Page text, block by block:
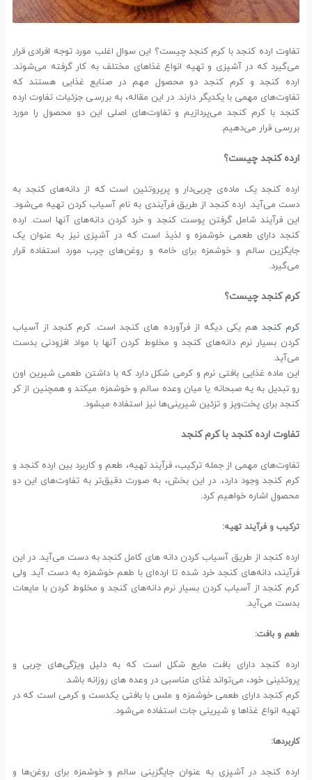
تفاوت ارده کنجد با کرم کنجد چیست؟ این سوال اغلب مورد توجه افرادی قرار
می‌گیرد که در آشپزی و تهیه انواع غذاهای مختلف به کار گرفته می‌شوند.
ارده کنجد و کرم کنجد دو محصول مهم در صنایع غذایی هستند که
تفاوت‌های مهمی با یکدیگر دارند. در این مقاله، به بررسی جزئیات تفاوت ارده
کنجد با کرم کنجد می‌پردازیم و تفاوت‌های اصلی این دو محصول را مورد
بررسی قرار می‌دهیم.
ارده کنجد چیست؟
ارده کنجد یک ماده‌ی چربی‌دار و پرپروتئین است که از دانه‌های کنجد به
دست می‌آید. ارده کنجد از طریق فرآیندی به نام آسیاب کردن تهیه می‌شود.
این فرآیند شامل گرفتن پوست کنجد و خرد کردن دانه‌های آنها است. ارده
کنجد دارای طعمی خوشمزه و لذیذ است که در آشپزی نیز به عنوان یک
جایگزین سالم و خوشمزه برای خامه و روغن‌های چرب مورد استفاده قرار
می‌گیرد.
کرم کنجد چیست؟
کرم کنجد هم یکی دیگه از فرآورده های کنجد است. کرم کنجد از آسیاب
کردن بسیار نرم دانه‌های کنجد و مخلوط کردن آنها با مواد افزودنی بدست
می‌آید.
این ماده غذایی بافتی نرم و کرمی شکل دارد که با داشتن طعمی شیرین اون
رو تبدیل به یه صبحانه یا میان وعده سالم و خوشمزه میکند و همچنین از کر
کنجد برای پخت‌وپز و تزئین شیرینی‌ها نیز استفاده میشود.
تفاوت ارده کنجد با کرم کنجد
تفاوت‌های مهمی از جمله ترکیب، فرآیند تهیه، طعم و کاربرد بین ارده کنجد و
کرم کنجد وجود دارد،. در این بخش، به صورت دقیق‌تر به تفاوت‌های این دو
محصول اشاره خواهیم کرد.
ترکیب و فرآیند تهیه:
ارده کنجد از طریق آسیاب کردن دانه های کامل کنجد به دست می‌آید. در این
فرآیند، دانه‌های کنجد خرد شده تا ارده‌ای با طعم خوشمزه به دست آید. ولی
کرم کنجد از آسیاب کردن بسیار نرم دانه‌های کنجد و مخلوط کردن با مایعات
بدست می‌آید.
طعم و بافت:
ارده کنجد دارای بافت مایع شکل است که به دلیل ویژگی‌های چربی و
پروتئینی خود، می‌تواند غذای مناسبی در وعده های روزانه باشد.
کرم کنجد دارای طعمی خوشمزه و ملس با بافتی یکدست و کرمی است که در
تهیه انواع غذاها و شیرینی جات استفاده می‌شود.
کاربردها:
ارده کنجد در آشپزی به عنوان جایگزینی سالم و خوشمزه برای روغن‌ها و